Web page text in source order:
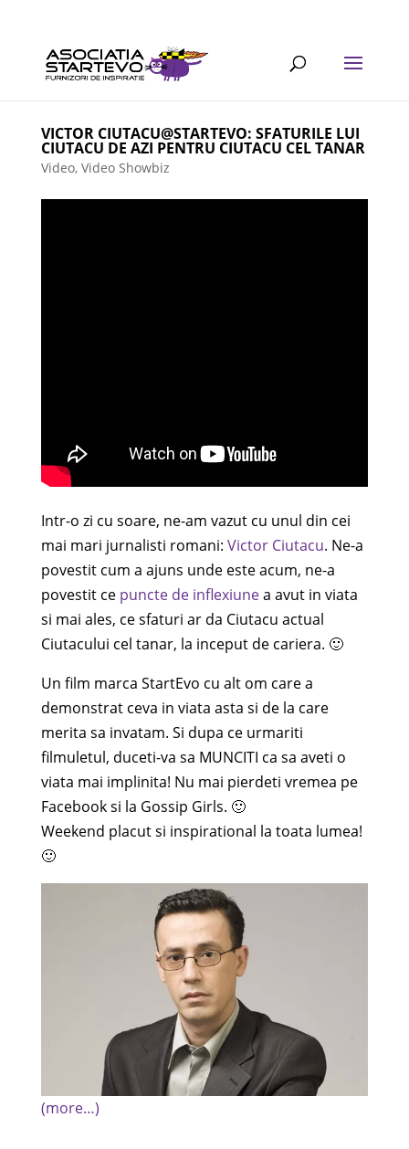
VICTOR CIUTACU@STARTEVO: SFATURILE LUI
CIUTACU DE AZI PENTRU CIUTACU CEL TANAR
Video, Video Showbiz
Intr-o zi cu soare, ne-am vazut cu unul din cei
mai mari jurnalisti romani: Victor Ciutacu. Ne-a
povestit cum a ajuns unde este acum, ne-a
povestit ce puncte de inflexiunea avut in viata
si mai ales, ce sfaturi ar da Ciutacu actual
Ciutacului cel tanar, la inceput de cariera. 🙂
Un film marca StartEvo cu alt om care a
demonstrat ceva in viata asta si de la care
merita sa invatam. Si dupa ce urmariti
filmuletul, duceti-va sa MUNCITI ca sa aveti o
viata mai implinita! Nu mai pierdeti vremea pe
Facebook si la Gossip Girls. 🙂
Weekend placut si inspirational la toata lumea!
🙂
(more…)